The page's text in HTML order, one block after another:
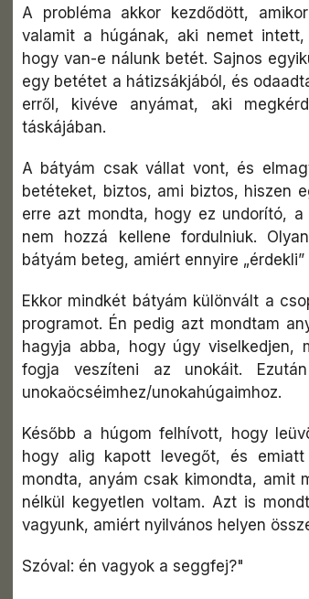
A probléma akkor kezdődött,
valamit a húgának, aki nemet
hogy van-e nálunk betét. Sajnos
egy betétet a hátizsákjából, és
erről, kivéve anyámat, aki
táskájában.
A bátyám csak vállat vont, és
betéteket, biztos, ami biztos, hiszen
erre azt mondta, hogy ez undorító,
nem hozzá kellene fordulniuk.
bátyám beteg, amiért ennyire
Ekkor mindkét bátyám különvált a
programot. Én pedig azt mondtam
hagyja abba, hogy úgy viselkedjen,
fogja veszíteni az unokáit.
unokaöcséimhez/unokahúgaimhoz.
Később a húgom felhívott, hogy
hogy alig kapott levegőt, és
mondta, anyám csak kimondta, amit
nélkül kegyetlen voltam. Azt is
vagyunk, amiért nyilvános helyen
Szóval: én vagyok a seggfej?"